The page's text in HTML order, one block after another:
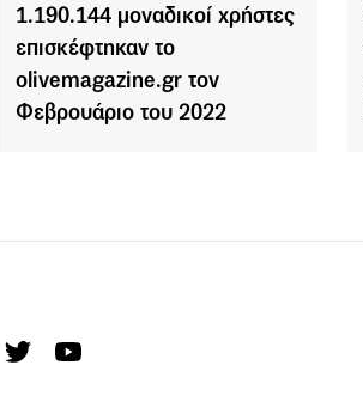
1.190.144 μοναδικοί χρήστες
επισκέφτηκαν το
olivemagazine.gr τον
Φεβρουάριο του 2022